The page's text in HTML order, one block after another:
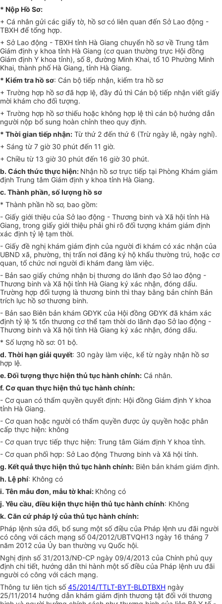
* NộpHồ Sơ:
+ Cá nhân gửi các giấy tờ, hồ sơ có liên quan đến Sở Lao động -
TBXH để tổng hợp.
+ Sở Lao động - TBXH tỉnh Hà Giang chuyển hồ sơ về Trung tâm
Giám định y khoa tỉnh Hà Giang (cơ quan thường trực Hội đồng
Giám định Y khoa tỉnh), số 8, đường Minh Khai, tổ 10 Phường Minh
Khai, thành phố Hà Giang, tỉnh Hà Giang.
* Kiểm tra hồ sơ: Cán bộ tiếp nhận, kiểm tra hồ sơ
+ Trường hợp hồ sơ đã hợp lệ, đầy đủ thì Cán bộ tiếp nhận viết giấy
mời khám cho đối tượng.
+ Trường hợp hồ sơ thiếu hoặc không hợp lệ thì cán bộ hướng dẫn
người nộp bổ sung hoàn chỉnh theo quy định.
* Thời gian tiếp nhận: Từ thứ 2 đến thứ 6 (Trừ ngày lễ, ngày nghỉ).
+ Sáng từ 7 giờ 30 phút đến 11 giờ.
+ Chiều từ 13 giờ 30 phút đến 16 giờ 30 phút.
b. Cách thức thực hiện: Nhận hồ sơ trực tiếp tại Phòng Khám giám
định Trung tâm Giám định y khoa tỉnh Hà Giang.
c. Thành phần, số lượng hồ sơ
* Thành phần hồ sơ, bao gồm:
- Giấy giới thiệu của Sở lao động - Thương binh và Xã hội tỉnh Hà
Giang, trong giấy giới thiệu phải ghi rõ đối tượng khám giám định
xác định tỷ lệ tạm thời.
- Giấy đề nghị khám giám định của người đi khám có xác nhận của
UBND xã, phường, thị trấn nơi đăng ký hộ khẩu thường trú, hoặc cơ
quan, tổ chức nơi người đi khám đang làm việc.
- Bản sao giấy chứng nhận bị thương do lãnh đạo Sở lao động -
Thương binh và Xã hội tỉnh Hà Giang ký xác nhận, đóng dấu.
Trường hợp đối tượng là thương binh thì thay bằng bản chính Bản
trích lục hồ sơ thương binh.
- Bản sao Biên bản khám GĐYK của Hội đồng GĐYK đã khám xác
định tỷ lệ % tổn thương cơ thể tạm thời do lãnh đạo Sở lao động -
Thương binh và Xã hội tỉnh Hà Giang ký xác nhận, đóng dấu.
* Số lượng hồ sơ: 01 bộ.
d. Thời hạn giải quyết: 30 ngày làm việc, kể từ ngày nhận hồ sơ
hợp lệ.
e.Đối tượng thực hiện thủ tục hành chính: Cá nhân.
f. Cơ quan thực hiện thủ tục hành chính:
- Cơ quan có thẩm quyền quyết định: Hội đồng Giám định Y khoa
tỉnh Hà Giang.
- Cơ quan hoặc người có thẩm quyền được ủy quyền hoặc phân
cấp thực hiện: không
- Cơ quan trực tiếp thực hiện: Trung tâm Giám định Y khoa tỉnh.
- Cơ quan phối hợp: Sở Lao động Thương binh và Xã hội tỉnh.
g. Kết quả thực hiện thủ tục hành chính: Biên bản khám giám định.
h. Lệ phí: Không có
i. Tên mẫu đơn, mẫu tờ khai: Không có
j. Yêu cầu, điều kiện thực hiện thủ tục hành chính: Không
k. Căn cứ pháp lýcủa thủ tục hành chính:
Pháp lệnh sửa đổi, bổ sung một số điều của Pháp lệnh ưu đãi người
có công với cách mạng số 04/2012/UBTVQH13 ngày 16 tháng 7
năm 2012 của Ủy ban thường vụ Quốc hội.
Nghị định số 31/2013/NĐ-CP ngày 09/4/2013 của Chính phủ quy
định chi tiết, hướng dẫn thi hành một số điều của Pháp lệnh ưu đãi
người có công với cách mạng.
Thông tư liên tịch số45/2014/TTLT-BYT-BLĐTBXH ngày
25/11/2014 hướng dẫn khám giám định thương tật đối với thương